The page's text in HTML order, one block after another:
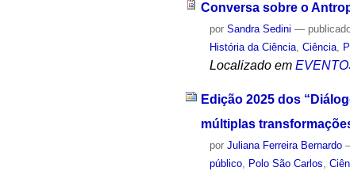
Conversa sobre o
porSandra Sedini —
História da Ciência,Ciência,
Localizado em
Edição 2025 dos
múltiplas
porJuliana Ferreira Bernardo
público, Polo São Carlos,